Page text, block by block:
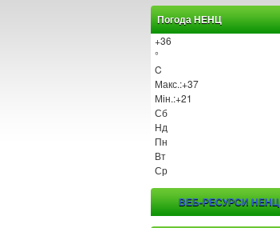
Погода НЕНЦ
+36
°
C
Макс.:+37
Мін.:+21
Сб
Нд
Пн
Вт
Ср
ВЕБ-РЕСУРСИ НЕНЦ